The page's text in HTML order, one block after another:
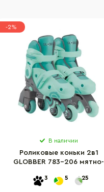
-2%
В наличии
Роликовые коньки 2в1
GLOBBER 783-206 мятно-
3 5 25